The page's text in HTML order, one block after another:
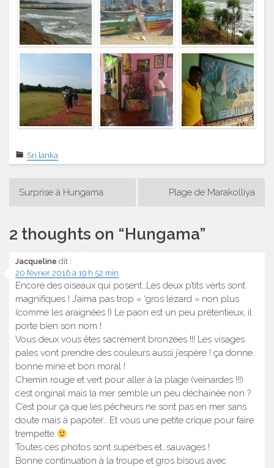
Sri lanka
Navigation
l’article
Surprise à Hungama Plage de Marakolliya
2 thoughts on “Hungama”
Jacqueline dit :
20 février 2016 à 19 h 52 min
Encore des oiseaux qui posent…Les deux p’tits verts sont
magnifiques ! J’aima pas trop « ‘gros lézard » non plus
(comme les araignées !) Le paon est un peu prétentieux, il
porte bien son nom !
Vous deux vous êtes sacrément bronzées !!! Les visages
pales vont prendre des couleurs aussi j’espère ! ça donne
bonne mine et bon moral !
Chemin rouge et vert pour aller à la plage (veinardes !!!)
c’est original mais la mer semble un peu déchainée non ?
C’est pour ça que les pêcheurs ne sont pas en mer sans
doute mais à papoter… Et vous une petite crique pour faire
trempette
Toutes ces photos sont superbes et…sauvages !
Bonne continuation à la troupe et gros bisous avec